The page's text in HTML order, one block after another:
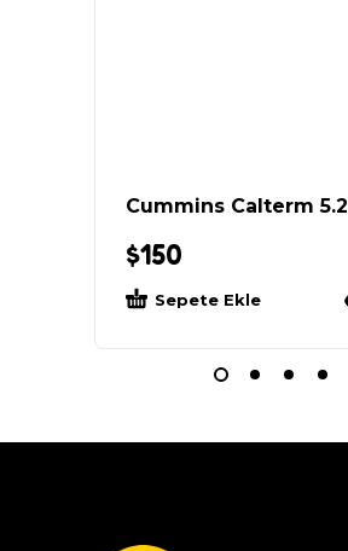
Cummins Calterm 5.2
$150
Sepete Ekle